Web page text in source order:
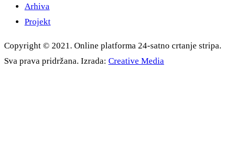
Arhiva
Projekt
Copyright © 2021. Online platforma 24-satno crtanje stripa.
Sva prava pridržana. Izrada: Creative Media